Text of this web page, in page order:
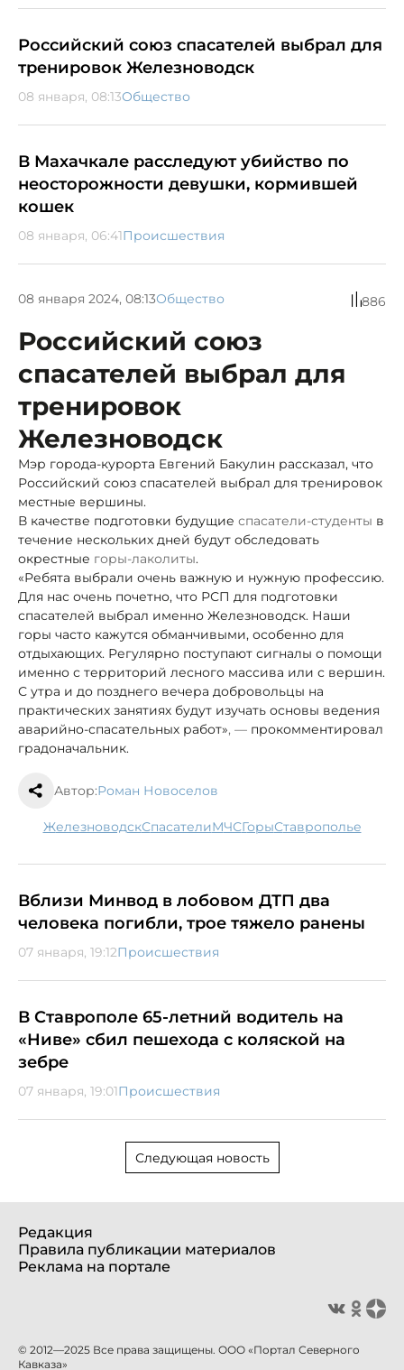
Российский союз спасателей выбрал для
тренировок Железноводск
08 января, 08:13Общество
В Махачкале расследуют убийство по
неосторожности девушки, кормившей
кошек
08 января, 06:41Происшествия
08 января 2024, 08:13Общество 886
Российский союз
спасателей выбрал для
тренировок
Железноводск
Мэр города-курорта Евгений Бакулин рассказал, что
Российский союз спасателей выбрал для тренировок
местные вершины.
В качестве подготовки будущие спасатели-студенты в
течение нескольких дней будут обследовать
окрестные горы-лаколиты.
«Ребята выбрали очень важную и нужную профессию.
Для нас очень почетно, что РСП для подготовки
спасателей выбрал именно Железноводск. Наши
горы часто кажутся обманчивыми, особенно для
отдыхающих. Регулярно поступают сигналы о помощи
именно с территорий лесного массива или с вершин.
С утра и до позднего вечера добровольцы на
практических занятиях будут изучать основы ведения
аварийно-спасательных работ», — прокомментировал
градоначальник.
Автор:Роман Новоселов
Железноводск спасатели МЧС горы Ставрополье
Вблизи Минвод в лобовом ДТП два
человека погибли, трое тяжело ранены
07 января, 19:12Происшествия
В Ставрополе 65-летний водитель на
«Ниве» сбил пешехода с коляской на
зебре
07 января, 19:01Происшествия
Следующая новость
Редакция
Правила публикации материалов
Реклама на портале
© 2012—2025 Все права защищены. ООО «Портал Северного
Кавказа»